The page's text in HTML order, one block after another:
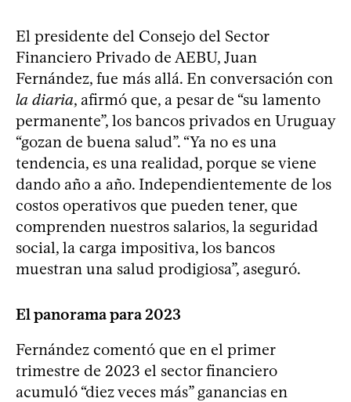
El presidente del Consejo del Sector
Financiero Privado de AEBU, Juan
Fernández, fue más allá. En conversación con
la diaria, afirmó que, a pesar de “su lamento
permanente”, los bancos privados en Uruguay
“gozan de buena salud”. “Ya no es una
tendencia, es una realidad, porque se viene
dando año a año. Independientemente de los
costos operativos que pueden tener, que
comprenden nuestros salarios, la seguridad
social, la carga impositiva, los bancos
muestran una salud prodigiosa”, aseguró.
El panorama para 2023
Fernández comentó que en el primer
trimestre de 2023 el sector financiero
acumuló “diez veces más” ganancias en